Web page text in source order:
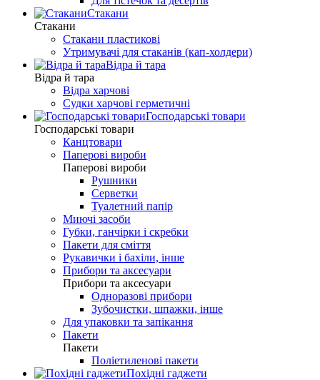
Стакани
Стакани
Стакани пластикові
Утримувачі для стаканів (кап-холдери)
Відра й тара
Відра й тара
Відра харчові
Судки харчові герметичні
Господарські товари
Господарські товари
Канцтовари
Паперові вироби
Паперові вироби
Рушники
Серветки
Туалетний папір
Миючі засоби
Губки, ганчірки і скребки
Пакети для сміття
Рукавички і бахіли, інше
Прибори та аксесуари
Прибори та аксесуари
Одноразові прибори
Зубочистки, шпажки, інше
Для упаковки та запікання
Пакети
Пакети
Поліетиленові пакети
Похідні гаджети